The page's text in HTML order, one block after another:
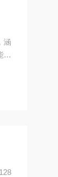
涵
的